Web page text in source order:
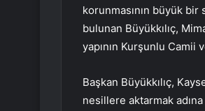
korunmasının büyük
bulunan Büyükkılıç,
yapının Kurşunlu Camii
Başkan Büyükkılıç,
nesillere aktarmak